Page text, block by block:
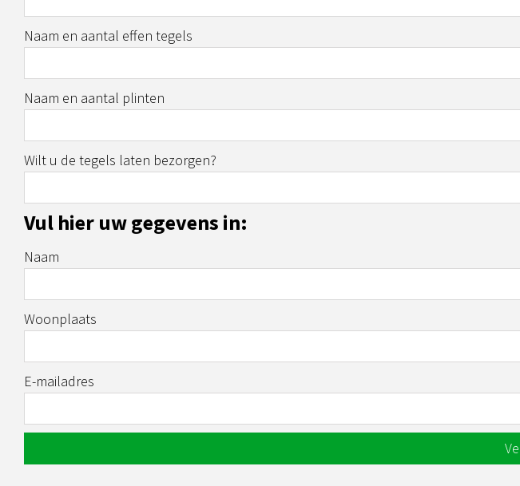
Naam en aantal effen tegels
Naam en aantal plinten
Wilt u de tegels laten bezorgen?
Vul hier uw gegevens in:
Naam
Woonplaats
E-mailadres